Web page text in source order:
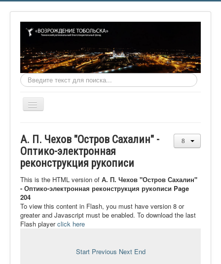
Искать...
Включить/
О фонде
Онлайн библиотека
Видеоматериалы
Контакты
Сайт проекта Достоевский
Ермаковополе.рф
А. П. Чехов "Остров Сахалин" -
Оптико-электронная
реконструкция рукописи
This is the HTML version of А. П. Чехов "Остров Сахалин"
- Оптико-электронная реконструкция рукописи Page
204
To view this content in Flash, you must have version 8 or
greater and Javascript must be enabled. To download the last
Flash playerclick here
Start Previous Next End